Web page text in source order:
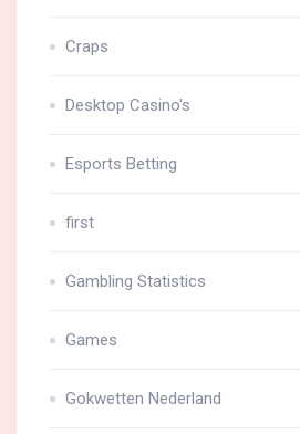
Craps
Desktop Casino's
Esports Betting
first
Gambling Statistics
Games
Gokwetten Nederland